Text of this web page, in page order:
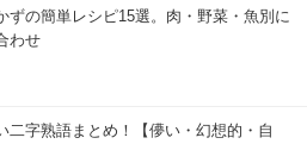
ずの簡単レシピ15選。肉・野菜・魚別に
わせ
二字熟語まとめ！【儚い・幻想的・自